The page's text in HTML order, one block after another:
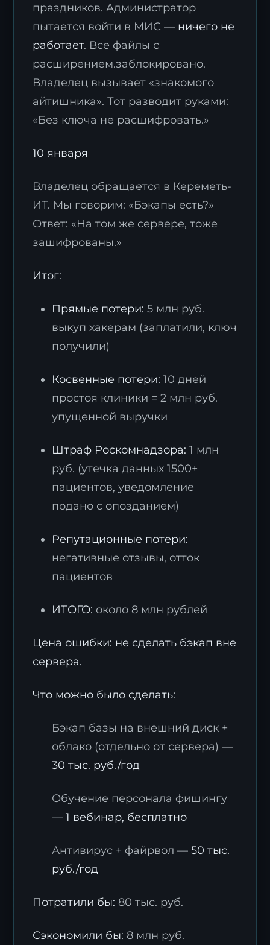
праздников. Администратор
пытается войти в МИС — ничего не
работает. Все файлы с
расширением.заблокировано.
Владелец вызывает «знакомого
айтишника». Тот разводит руками:
«Без ключа не расшифровать.»
10 января
Владелец обращается в Кереметь-
ИТ. Мы говорим: «Бэкапы есть?»
Ответ: «На том же сервере, тоже
зашифрованы.»
Итог:
Прямые потери: 5 млн руб.
выкуп хакерам (заплатили, ключ
получили)
Косвенные потери: 10 дней
простоя клиники = 2 млн руб.
упущенной выручки
Штраф Роскомнадзора: 1 млн
руб. (утечка данных 1500+
пациентов, уведомление
подано с опозданием)
Репутационные потери:
негативные отзывы, отток
пациентов
ИТОГО: около 8 млн рублей
Цена ошибки: не сделать бэкап вне
сервера.
Что можно было сделать:
Бэкап базы на внешний диск +
облако (отдельно от сервера) —
30 тыс. руб./год
Обучение персонала фишингу
—1 вебинар, бесплатно
Антивирус + файрвол —50 тыс.
руб./год
Потратили бы: 80 тыс. руб.
Сэкономили бы: 8 млн руб.
персональных данных.